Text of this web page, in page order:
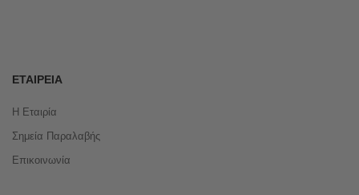
ΕΤΑΙΡΕΊΑ
Η Εταιρία
Σημεία Παραλαβής
Επικοινωνία